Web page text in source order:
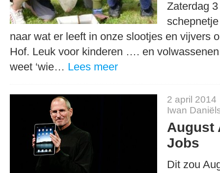
Zaterdag
naar wat er leeft in onze slootjes en vijvers
Hof. Leuk voor kinderen …. en
weet ‘wie… Lees meer
2 april 2014
Iwan
August
Jobs
Dit zou